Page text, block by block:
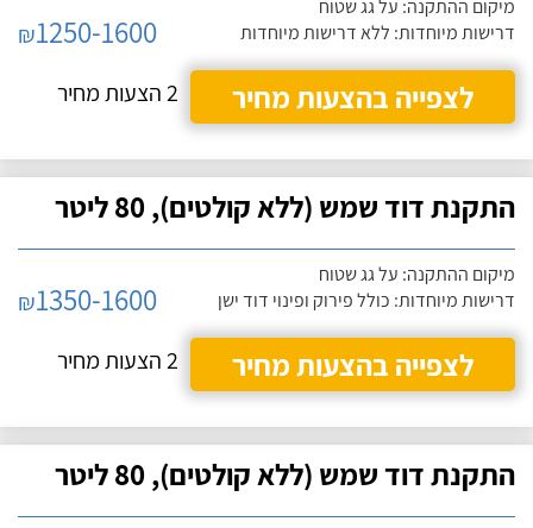
מיקום ההתקנה: על גג שטוח
דרישות מיוחדות: ללא דרישות מיוחדות
₪1250-1600
לצפייה בהצעות מחיר
2 הצעות מחיר
התקנת דוד שמש (ללא קולטים), 80 ליטר
מיקום ההתקנה: על גג שטוח
דרישות מיוחדות: כולל פירוק ופינוי דוד ישן
₪1350-1600
לצפייה בהצעות מחיר
2 הצעות מחיר
התקנת דוד שמש (ללא קולטים), 80 ליטר